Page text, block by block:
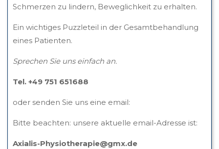
Schmerzen zu lindern, Beweglichkeit zu erhalten.
Ein wichtiges Puzzleteil in der Gesamtbehandlung
eines Patienten.
Sprechen Sie uns einfach an.
Tel. +49 751 651688
oder senden Sie uns eine email:
Bitte beachten: unsere aktuelle email-Adresse ist:
Axialis-Physiotherapie@gmx.de